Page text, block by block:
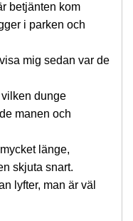
betjänten kom
i parken och
mig sedan var de
dunge
manen och
länge,
skjuta snart.
lyfter, man är väl